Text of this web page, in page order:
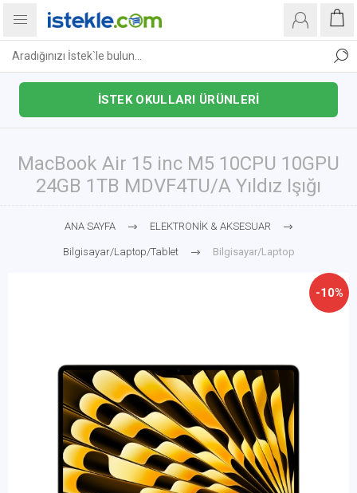
İSTEK OKULLARI ÜRÜNLERİ
MacBook Air 15 inc M5 10CPU 10GPU
24GB 1TB MDVF4TU/A Yıldız Işığı
ANA SAYFA ELEKTRONİK & AKSESUAR
Bilgisayar/Laptop/Tablet Bilgisayar/Laptop
-10%